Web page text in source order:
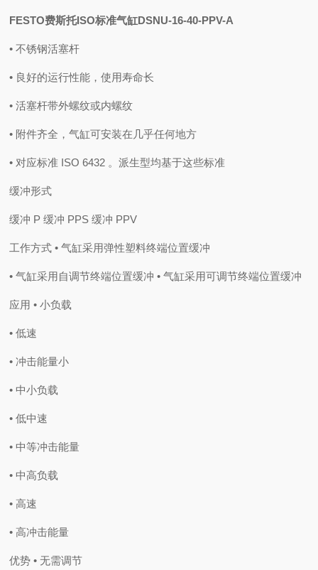
FESTO费斯托ISO标准气缸DSNU-16-40-PPV-A
• 不锈钢活塞杆
• 良好的运行性能，使用寿命长
• 活塞杆带外螺纹或内螺纹
• 附件齐全，气缸可安装在几乎任何地方
• 对应标准 ISO 6432 。派生型均基于这些标准
缓冲形式
缓冲 P 缓冲 PPS 缓冲 PPV
工作方式 • 气缸采用弹性塑料终端位置缓冲
• 气缸采用自调节终端位置缓冲 • 气缸采用可调节终端位置缓冲
应用 • 小负载
• 低速
• 冲击能量小
• 中小负载
• 低中速
• 中等冲击能量
• 中高负载
• 高速
• 高冲击能量
优势 • 无需调节